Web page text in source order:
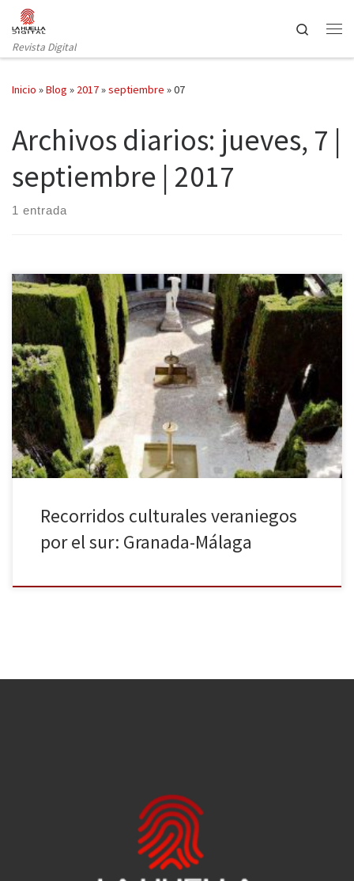
Saltar al contenido
Revista Digital
Search
Inicio »Blog » 2017»septiembre »07
Archivos diarios: jueves, 7 |
septiembre | 2017
1 entrada
El sur siempre sienta bien, y en esta ocasión proponemos una
escapada a Granada y Málaga. Granada es de sobra conocida por
su Alhambra (si no la ha visitado aún, no sé a qué espera…) y por
su rico legado árabe, pero, aparte de ello, tiene otros muchos
lugares de […]
Recorridos culturales veraniegos
por el sur: Granada-Málaga